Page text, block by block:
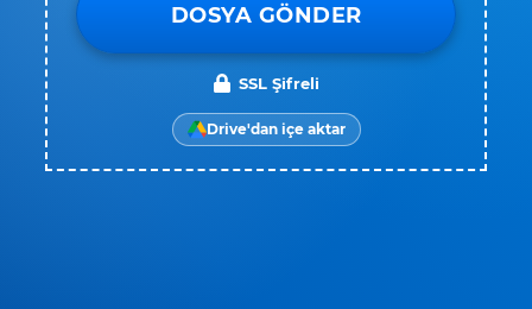
DOSYA GÖNDER
SSL Şifreli
Drive'dan içe aktar